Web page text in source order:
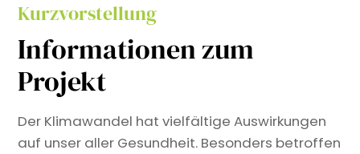
Kurzvorstellung
Informationen zum
Projekt
Der Klimawandel hat vielfältige Auswirkungen
auf unser aller Gesundheit. Besonders betroffen